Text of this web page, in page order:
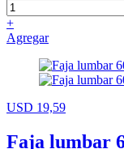
+
Agregar
USD 19,59
Faja lumbar